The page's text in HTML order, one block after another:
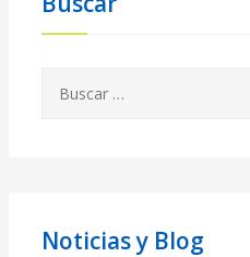
Noticias y Blog